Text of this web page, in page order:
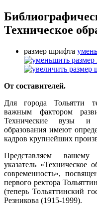
Техническое
размер шрифта
От составителей.
Для города Тольятти
важным фактором
Технические вузы и
образования имеют
кадров крупнейших
Представляем вашему
указатель «Техническое
современность»,
первого ректора
(теперь Тольяттинский
Резникова (1915-1999).